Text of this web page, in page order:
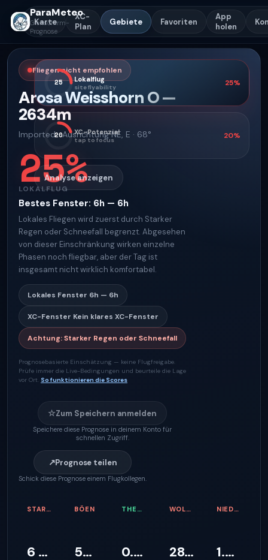
ParaMeteo
Gleitschirm-
Prognose
Karte
XC-
Plan
Gebiete Favoriten
App
holen
Fliegen nicht empfohlen
Arosa Weisshorn O—
2634m
Imported·Ausrichtung NE, E · 68°
25%
LOKALFLUG
Bestes Fenster: 6h — 6h
Lokales Fliegen wird zuerst durch Starker
Regen oder Schneefall begrenzt. Abgesehen
von dieser Einschränkung wirken einzelne
Phasen noch fliegbar, aber der Tag ist
insgesamt nicht wirklich komfortabel.
Lokales Fenster 6h — 6h
XC-Fenster Kein klares XC-Fenster
Achtung:Starker Regen oder Schneefall
Prognosebasierte Einschätzung — keine Flugfreigabe.
Prüfe immer die Live-Bedingungen und beurteile die Lage
vor Ort. So funktionieren die Scores
☆Zum Speichern anmelden
Speichere diese Prognose in deinem Konto für
schnellen Zugriff.
↗Prognose teilen
Schick diese Prognose einem Flugkollegen.
25 Lokalflug
site flyability 25%
20 XC-Potenzial
tap to focus 20%
Analyse anzeigen
STARTWIND
6 km/h
BÖEN
50 km/h
THERMIKQUALITÄT
0.5 m/s
WOLKENBASIS
289 m
NIEDERSCHLAGSRISIKO
1.2 mm/h